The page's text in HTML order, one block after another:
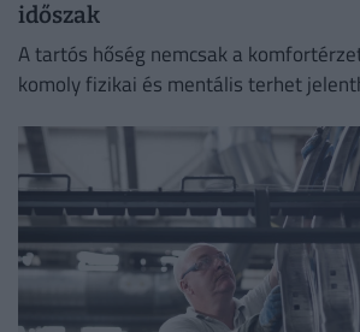
időszak
A tartós hőség nemcsak a
komoly fizikai és mentális terhet